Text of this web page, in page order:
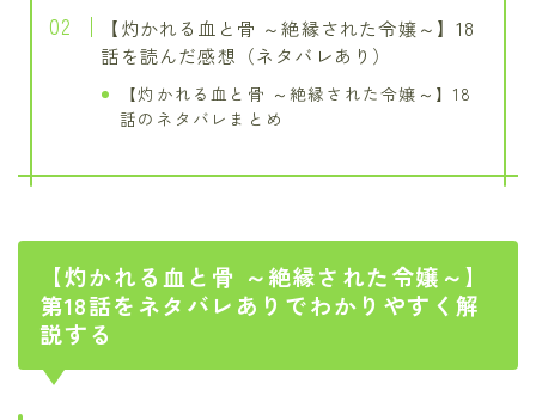
【灼かれる血と骨 ～絶縁された令嬢～】18
話を読んだ感想（ネタバレあり）
【灼かれる血と骨 ～絶縁された令嬢～】18
話のネタバレまとめ
【灼かれる血と骨 ～絶縁された令嬢～】
第18話をネタバレありでわかりやすく解
説する